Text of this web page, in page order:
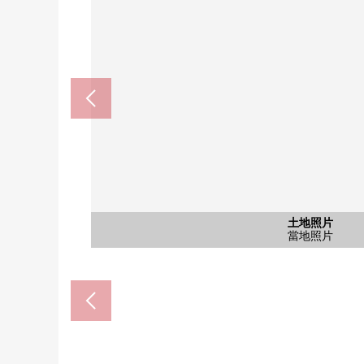
土地照片
當地照片
土地照片
當地照片
土地照片
當地照片
土地照片
當地照片
土地照片
當地照片
土地照片
當地照片
土地照片
當地照片
含有前面道路的外觀
前面道路照片
含有前面道路的外觀
前面道路照片
泉中央站(仙台地下鐵南北線)(
公共汽車17分
仙台市立七北田小學(約
步行17分鐘
仙台市立七北田中學(約
步行19分鐘
7-Eleven仙台泉本田町商店(
步行9分鐘
Welcia仙台市名坂商店(約
步行9分鐘
佐藤商會市名坂東店(約
步行15分鐘
醫療法人德洲會仙台德洲會醫院
步行22分鐘
仙台銀行松陵支店(約
步行33分鐘